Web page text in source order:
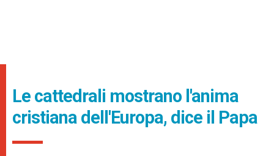
Le cattedrali mostrano l'anima
cristiana dell'Europa, dice il Papa